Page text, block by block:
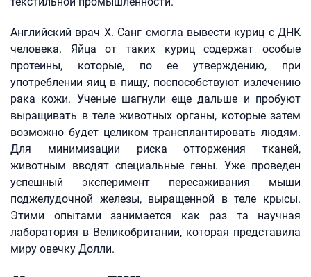
Английский врач Х. Санг смогла вывести куриц с ДНК
человека. Яйца от таких куриц содержат особые
протеины, которые, по ее утверждению, при
употреблении яиц в пищу, поспособствуют излечению
рака кожи. Ученые шагнули еще дальше и пробуют
выращивать в теле животных органы, которые затем
возможно будет целиком трансплантировать людям.
Для минимизации риска отторжения тканей,
животным вводят специальные гены. Уже проведен
успешный эксперимент пересаживания мыши
поджелудочной железы, выращенной в теле крысы.
Этими опытами занимается как раз та научная
лаборатория в Великобритании, которая представила
миру овечку Долли.